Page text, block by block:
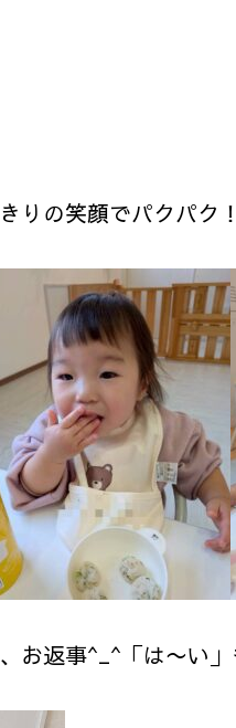
りの笑顔でパクパク
お返事^_^「は〜い